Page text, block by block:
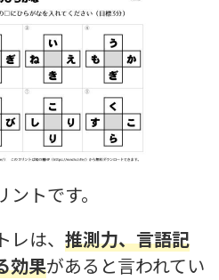
トです。
は、 推測力、言語記
効果があると言われてい